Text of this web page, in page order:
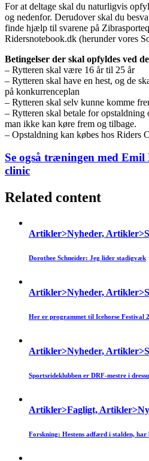
For at deltage skal du naturligvis
og nedenfor. Derudover skal du
finde hjælp til svarene på
Ridersnotebook.dk (herunder vores
Betingelser der skal opfyldes ved
– Rytteren skal være 16 år til 25 år
– Rytteren skal have en hest, og de
på konkurrenceplan
– Rytteren skal selv kunne komme
– Rytteren skal betale for
man ikke kan køre frem og tilbage.
– Opstaldning kan købes hos Riders
Se også træningen med
clinic
Related content
Artikler>Nyheder,
Dorothee Schneider: Jeg lider stadigvæk
Artikler>Nyheder,
Her er programmet til Icehorse Festival
Artikler>Nyheder,
Sportsrideklubben er DRF-mestre i
Artikler>Fagligt,
Forskning: Hestens adfærd i stalden,